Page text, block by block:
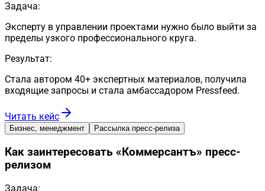
Задача:
Эксперту в управлении проектами нужно было выйти за
пределы узкого профессионального круга.
Результат:
Стала автором 40+ экспертных материалов, получила
входящие запросы и стала амбассадором Pressfeed.
Читать кейс
Бизнес, менеджмент Рассылка пресс-релиза
Как заинтересовать «Коммерсантъ» пресс-
релизом
Задача: